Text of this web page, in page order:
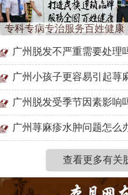
专科专病专治服务百姓健康
广州脱发不严重需要处理
广州小孩子更容易引起荨
广州脱发受季节因素影响
广州荨麻疹水肿问题怎么
查看更多有关